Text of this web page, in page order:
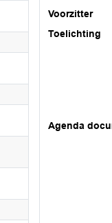
Voorzitter
Toelichting
Agenda